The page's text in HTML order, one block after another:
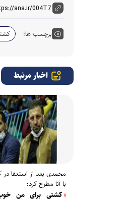
برچسب ها:
اخبار مرتبط
محمدی بعد از استعفا
با آنا مطرح کرد:
کشتی برای من